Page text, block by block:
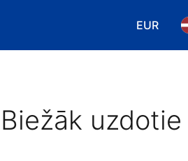
EUR
Biežāk